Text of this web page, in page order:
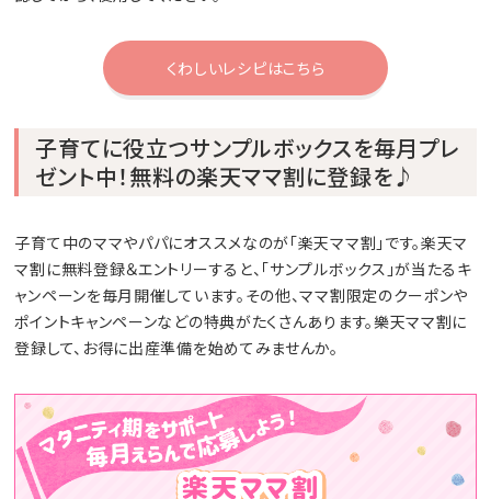
くわしいレシピはこちら
子育てに役立つサンプルボックスを毎月プレ
ゼント中！無料の楽天ママ割に登録を♪
子育て中のママやパパにオススメなのが「楽天ママ割」です。楽天マ
マ割に無料登録＆エントリーすると、「サンプルボックス」が当たるキ
ャンペーンを毎月開催しています。その他、ママ割限定のクーポンや
ポイントキャンペーンなどの特典がたくさんあります。樂天ママ割に
登録して、お得に出産準備を始めてみませんか。